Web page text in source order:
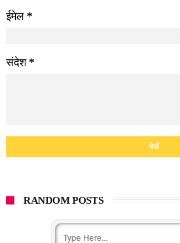
ईमेल *
संदेश*
RANDOM POSTS